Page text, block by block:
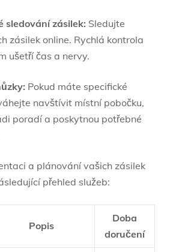
sledování zásilek: Sledujte
zásilek online. Rychlá kontrola
ušetří čas a nervy.
Pokud máte specifické
navštívit místní pobočku,
poradí a poskytnou potřebné
a plánování vašich zásilek
přehled služeb:
Popis
Doba
doručení